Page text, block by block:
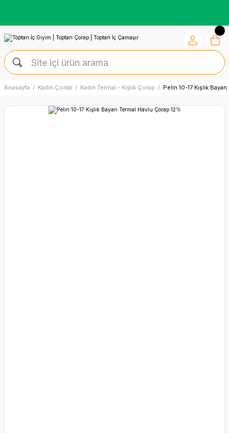
Anasayfa Kadın Çorap Kadın Termal - Kışlık Çorap Pelin 10-17 Kışlık